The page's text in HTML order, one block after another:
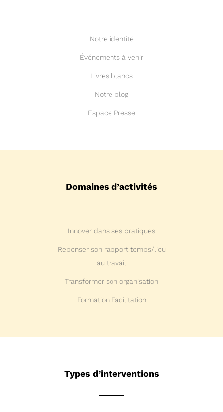
Notre identité
Événements à venir
Livres blancs
Notre blog
Espace Presse
Domaines d’activités
Innover dans ses pratiques
Repenser son rapport temps/lieu
au travail
Transformer son organisation
Formation Facilitation
Types d’interventions